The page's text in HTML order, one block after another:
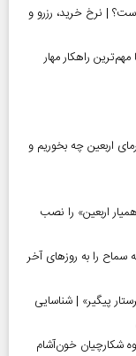
زهرا (س) در سال ۱۴۰۵ چقدر است؟ | نرخ خرید، رزرو و
راهکار مهار
برای زائران اربعین ۱۴۰۵ | در گرمای اربعین چه بخوریم و
اربعین» را نصب
در سامانه سماح را به روز‌های آخر
پیگیر» | شناسایی